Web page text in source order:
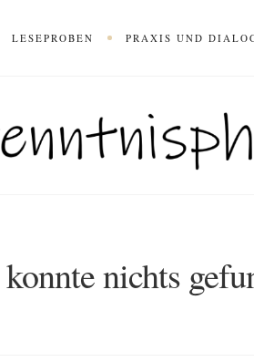
LESEPROBEN PRAXIS UND
nichts